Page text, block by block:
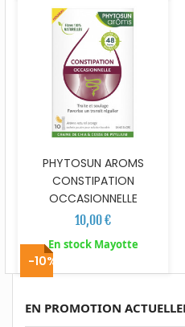
PHYTOSUN AROMS
CONSTIPATION
OCCASIONNELLE
10,00 €
En stock Mayotte
EN PROMOTION
-10%